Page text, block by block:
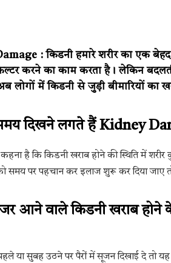
:किडनी हमारे शरीर का एक
करने का काम करता है। लेकिन
लोगों में किडनी से जुड़ी बीमारियों का
दिखने लगते हैं Kidney
कहना है कि किडनी खराब होने की स्थिति में
समय पर पहचान कर इलाज शुरू कर दिया जाए
आने वाले किडनी खराब होने
या सुबह उठने पर पैरों में सूजन दिखाई दे तो